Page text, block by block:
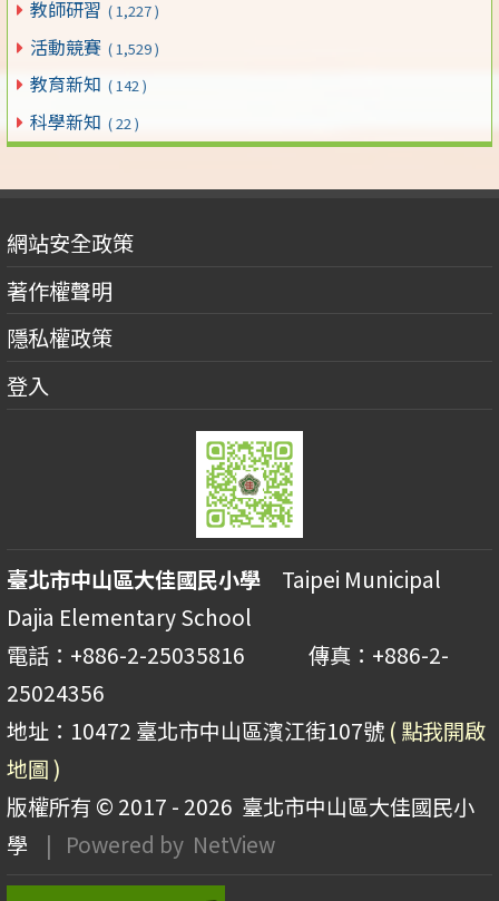
教師研習 ( 1,227 )
活動競賽 ( 1,529 )
教育新知 ( 142 )
科學新知 ( 22 )
網站安全政策
著作權聲明
隱私權政策
登入
臺北市中山區大佳國民小學 Taipei Municipal
Dajia Elementary School
電話：+886-2-25035816 傳真：+886-2-
25024356
地址：10472 臺北市中山區濱江街107號 ( 點我開啟
地圖 )
版權所有 © 2017 - 2026 臺北市中山區大佳國民小
學
| Powered by NetView